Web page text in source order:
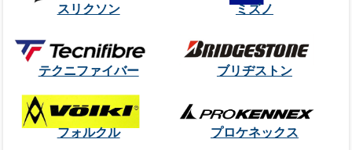
スリクソン ミズノ
テクニファイバー ブリヂストン
フォルクル プロケネックス